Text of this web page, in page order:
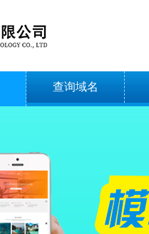
查询域名